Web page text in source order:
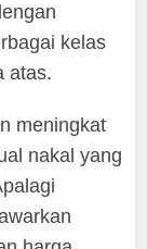
kelas
atas.
meningkat
nakal yang